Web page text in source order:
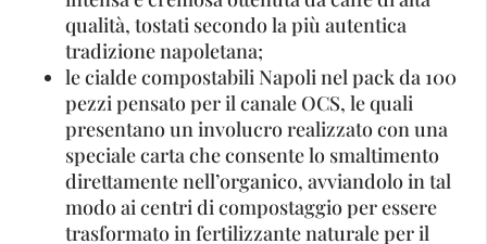
qualità, tostati secondo la più autentica
tradizione napoletana;
le cialde compostabili Napoli nel pack da 100
pezzi pensato per il canale OCS, le quali
presentano un involucro realizzato con una
speciale carta che consente lo smaltimento
direttamente nell’organico, avviandolo in tal
modo ai centri di compostaggio per essere
trasformato in fertilizzante naturale per il